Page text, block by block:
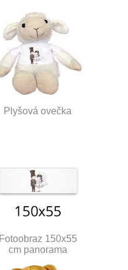
Plyšová ovečka
Fotoobraz 150x55
cm panorama